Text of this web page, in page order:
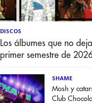
DISCOS
Los álbumes que no
primer semestre de
SHAME
Mosh y
Club